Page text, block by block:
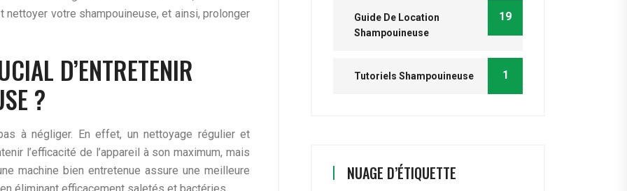
votre shampouineuse, et ainsi, prolonger
D’ENTRETENIR
?
à négliger. En effet, un nettoyage régulier et
l’efficacité de l’appareil à son maximum, mais
machine bien entretenue assure une meilleure
Guide De Location
Shampouineuse
19
Tutoriels Shampouineuse 1
NUAGE D’ÉTIQUETTE